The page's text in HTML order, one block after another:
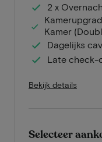
2 x
Kamer
Dagelijks
Late check-
Bekijk details
Selecteer